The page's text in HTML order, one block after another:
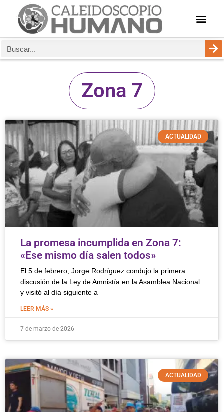
Zona 7
ACTUALIDAD
La promesa incumplida en Zona 7:
«Ese mismo día salen todos»
El 5 de febrero, Jorge Rodríguez condujo la primera
discusión de la Ley de Amnistía en la Asamblea Nacional
y visitó al día siguiente a
LEER MÁS »
7 de marzo de 2026
ACTUALIDAD